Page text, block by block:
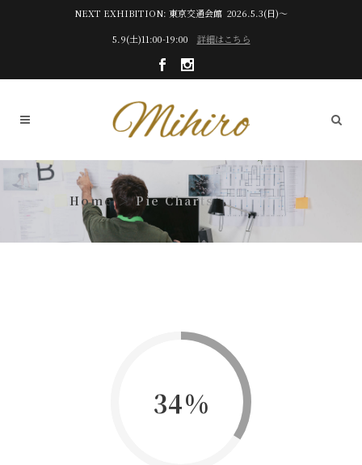
NEXT EXHIBITION: 東京交通会館 2026.5.3(日)～
5.9(土)11:00-19:00 詳細はこちら
Pie Charts
34